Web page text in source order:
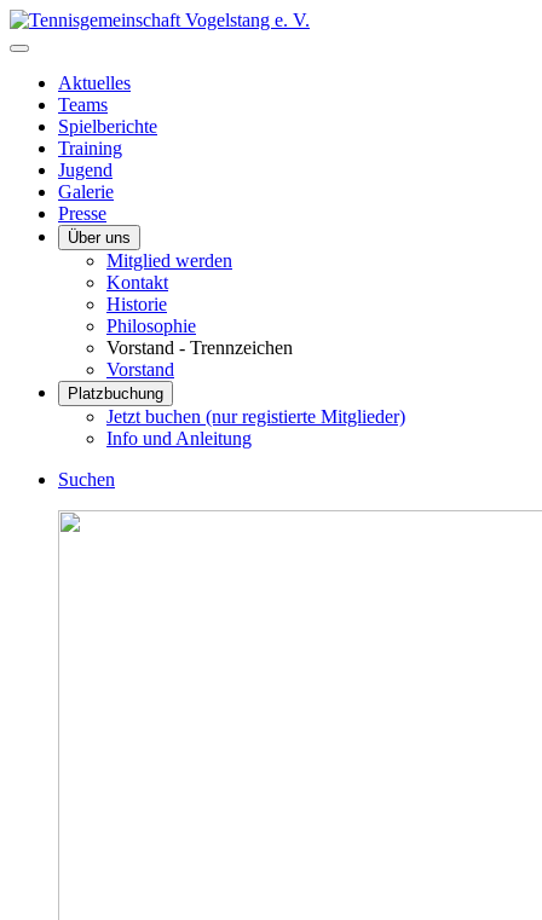
Aktuelles
Teams
Spielberichte
Training
Jugend
Galerie
Presse
Über uns
Mitglied werden
Kontakt
Historie
Philosophie
Vorstand - Trennzeichen
Vorstand
Platzbuchung
Jetzt buchen (nur registierte Mitglieder)
Info und Anleitung
Suchen